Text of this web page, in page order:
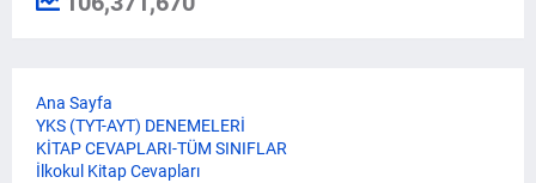
Ana Sayfa
YKS (TYT-AYT) DENEMELERİ
KİTAP CEVAPLARI-TÜM SINIFLAR
İlkokul Kitap Cevapları